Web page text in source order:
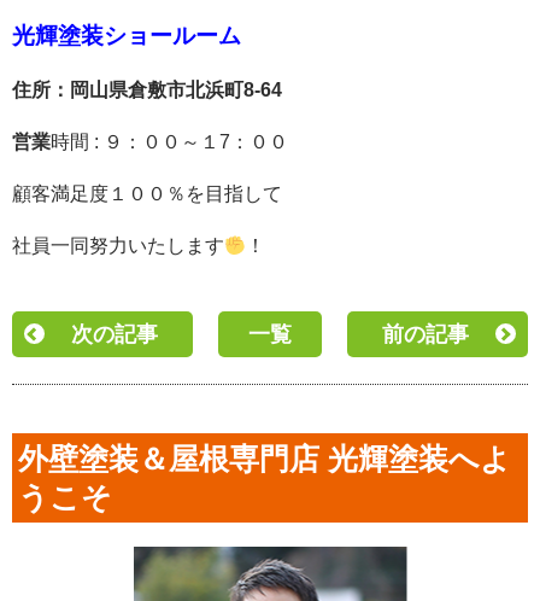
光輝塗装ショールーム
住所：岡山県倉敷市北浜町8-64
営業時間 : ９：００～１7：００
顧客満足度１００％を目指して
社員一同努力いたし ます ！
次の記事 一覧 前の記事
外壁塗装＆屋根専門店 光輝塗装へよ
うこそ